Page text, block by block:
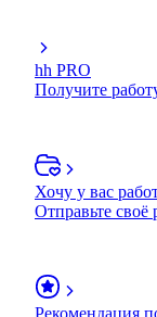
hh PRO
Получите
Хочу у вас
Отправьте
Рекомендация